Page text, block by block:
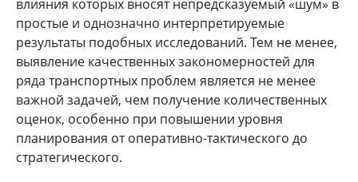
влияния которых вносят непредсказуемый «шум» в
простые и однозначно интерпретируемые
результаты подобных исследований. Тем не менее,
выявление качественных закономерностей для
ряда транспортных проблем является не менее
важной задачей, чем получение количественных
оценок, особенно при повышении уровня
планирования от оперативно-тактического до
стратегического.